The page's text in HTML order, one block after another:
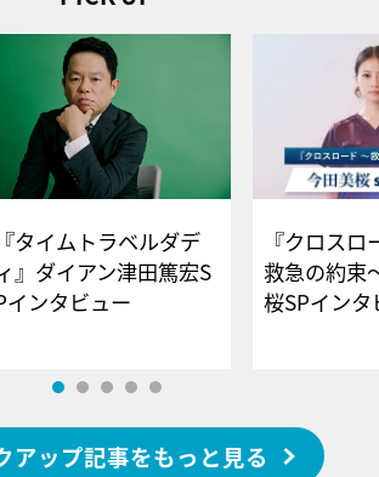
『タイムトラベルダデ
』ダイアン津田篤宏S
インタビュー
『クロス
救急の約束
桜SPイ
アップ記事をもっと見る